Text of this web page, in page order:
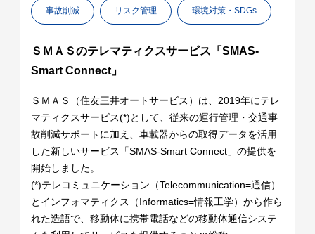
事故削減 リスク管理 環境対策・SDGs
ＳＭＡＳのテレマティクスサービス「SMAS-
Smart Connect」
ＳＭＡＳ（住友三井オートサービス）は、2019年にテレ
マティクスサービス(*)として、従来の運行管理・交通事
故削減サポートに加え、車載器からの取得データを活用
した新しいサービス「SMAS-Smart Connect」の提供を
開始しました。
(*)テレコミュニケーション（Telecommunication=通信）
とインフォマティクス（Informatics=情報工学）から作ら
れた造語で、移動体に携帯電話などの移動体通信システ